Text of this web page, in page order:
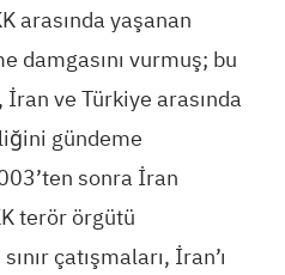
arasında yaşanan
damgasını vurmuş; bu
ve Türkiye arasında
gündeme
sonra İran
terör örgütü
çatışmaları, İran’ı